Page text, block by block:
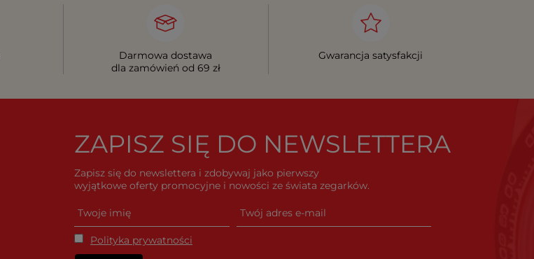
Darmowa dostawa
dla zamówień od 69 zł
Gwarancja satysfakcji
ZAPISZ SIĘ DO NEWSLETTERA
Zapisz się do newslettera i zdobywaj jako pierwszy
wyjątkowe oferty promocyjne i nowości ze świata zegarków.
Polityka prywatności